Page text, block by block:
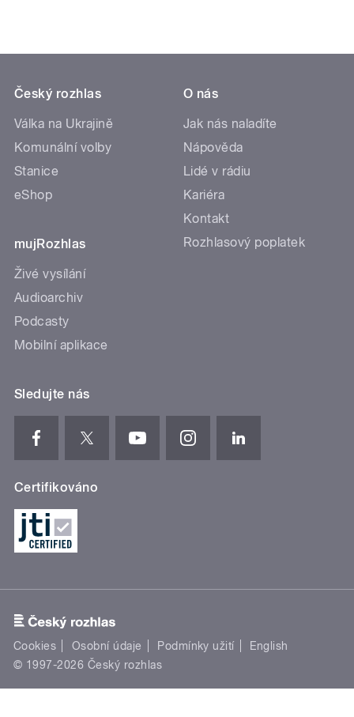
Český rozhlas
Válka na Ukrajině
Komunální volby
Stanice
eShop
mujRozhlas
Živé vysílání
Audioarchiv
Podcasty
Mobilní aplikace
O nás
Jak nás naladíte
Nápověda
Lidé v rádiu
Kariéra
Kontakt
Rozhlasový poplatek
Sledujte nás
Certifikováno
Cookies Osobní údaje Podmínky užití
English
© 1997-2026 Český rozhlas